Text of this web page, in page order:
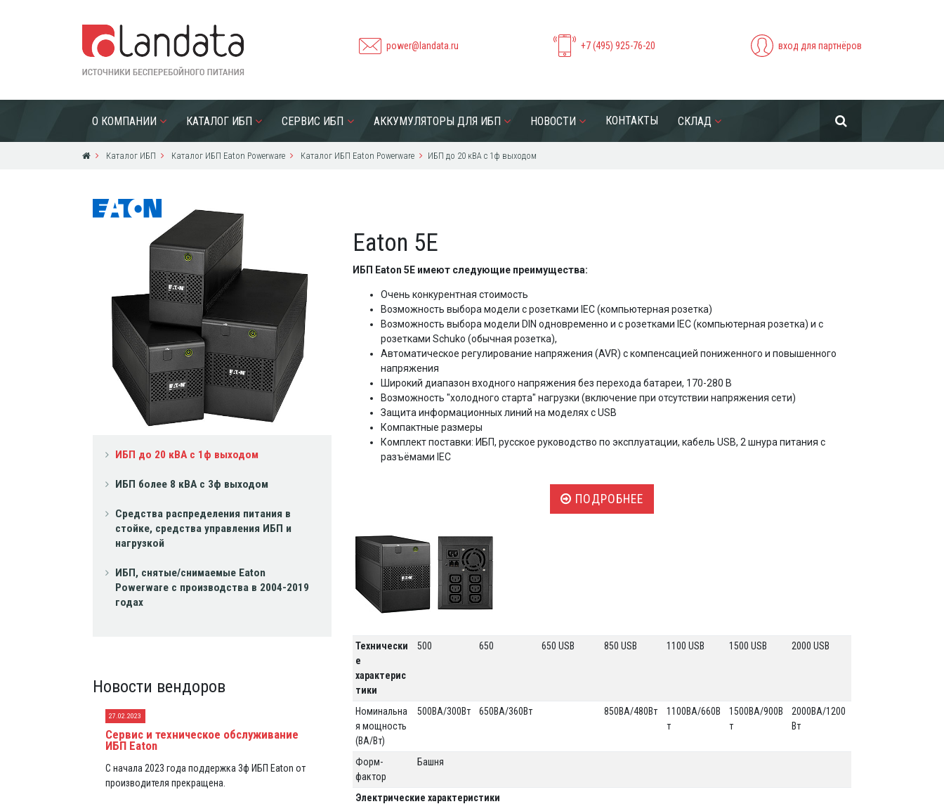
power@landata.ru +7 (495) 925-76-20 вход для партнёров
О КОМПАНИИ КАТАЛОГ ИБП СЕРВИС ИБП АККУМУЛЯТОРЫ ДЛЯ ИБП НОВОСТИ КОНТАКТЫ СКЛАД
Каталог ИБП Каталог ИБП Eaton Powerware Каталог ИБП Eaton Powerware ИБП до 20 кВА с 1ф выходом
ИБП до 20 кВА с 1ф выходом
ИБП более 8 кВА с 3ф выходом
Средства распределения питания в
стойке, средства управления ИБП и
нагрузкой
ИБП, снятые/снимаемые Eaton
Powerware с производства в 2004-2019
годах
Новости вендоров
27.02.2023
Сервис и техническое обслуживание
ИБП Eaton
С начала 2023 года поддержка 3ф ИБП Eaton от
производителя прекращена.
Eaton 5E
ИБП Eaton 5E имеют следующие преимущества:
Очень конкурентная стоимость
Возможность выбора модели с розетками IEC (компьютерная розетка)
Возможность выбора модели DIN одновременно и с розетками IEC (компьютерная розетка) и с
розетками Schuko (обычная розетка),
Автоматическое регулирование напряжения (AVR) с компенсацией пониженного и повышенного
напряжения
Широкий диапазон входного напряжения без перехода батареи, 170-280 В
Возможность "холодного старта" нагрузки (включение при отсутствии напряжения сети)
Защита информационных линий на моделях с USB
Компактные размеры
Комплект поставки: ИБП, русское руководство по эксплуатации, кабель USB, 2 шнура питания с
разъёмами IEC
ПОДРОБНЕЕ
Технически
е
характерис
тики
500 650 650 USB 850 USB 1100 USB 1500 USB 2000 USB
Номинальна
я мощность
(ВA/Вт)
500ВА/300Вт 650ВА/360Вт 850ВА/480Вт
1100ВА/660В
т
1500ВА/900В
т
2000ВА/1200
Вт
Форм-
фактор
Башня
Электрические характеристики